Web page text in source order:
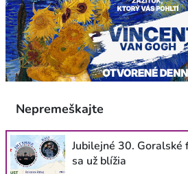
Nepremeškajte
Jubilejné 30.
sa už blížia